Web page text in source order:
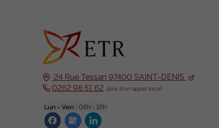
24 Rue Tessan 97400 SAINT-DENIS
0262 98 51 62
Lun - Ven : 08h - 16h